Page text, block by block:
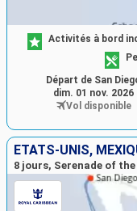
Activités à bord
Départ de San
dim. 01 nov. 2026
Vol disponible
ÉTATS-UNIS,
8 jours, Serenade of the